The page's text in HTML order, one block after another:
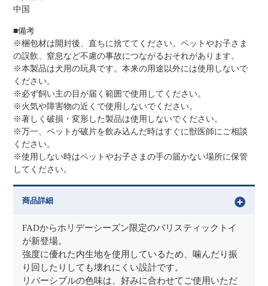
中国
■備考
※梱包材は開封後、直ちに捨ててください。ペットやお子さま
の誤飲、窒息など不慮の事故につながるおそれがあります。
※本製品は犬用の玩具です。本来の用途以外には使用しないで
ください。
※必ず飼い主の目が届く範囲で使用してください。
※火気や障害物の近くで使用しないでください。
※著しく破損・変形した製品は使用しないでください。
※万一、ペットが破片を飲み込んだ時はすぐに獣医師にご相談
ください。
※使用しない時はペットやお子さまの手の届かない場所に保管
してください。
商品詳細
FADからホリデーシーズン限定のバリスティックトイ
が新登場。
強度に優れた内生地を使用しているため、噛んだり振
り回したりしても壊れにくい設計です。
リバーシブルの色味は、好みに合わせてご使用いただ